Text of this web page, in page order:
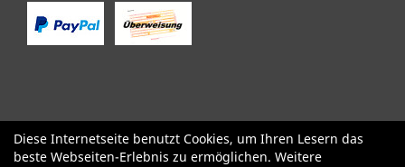
SALE Specialized Factor Cervélo BMC Orbea
Yeti
Diese Internetseite benutzt Cookies, um Ihren Lesern das
beste Webseiten-Erlebnis zu ermöglichen. Weitere